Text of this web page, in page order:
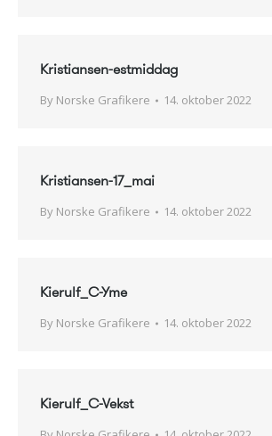
Kristiansen-estmiddag
By Norske Grafikere 14. oktober 2022
Kristiansen-17_mai
By Norske Grafikere 14. oktober 2022
Kierulf_C-Yme
By Norske Grafikere 14. oktober 2022
Kierulf_C-Vekst